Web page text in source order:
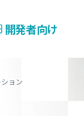
開発者向け
ョン